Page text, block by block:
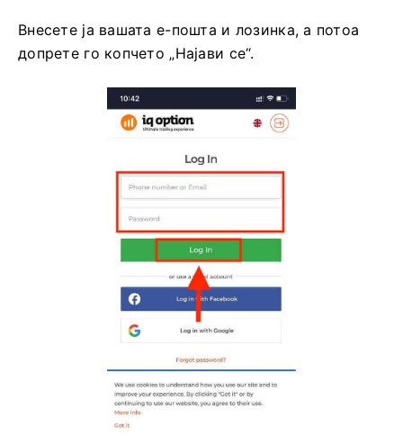
Внесете ја вашата е-пошта и лозинка, а потоа
допрете го копчето „Најави се“.